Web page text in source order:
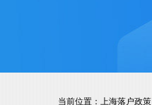
当前位置： 上海落户政策